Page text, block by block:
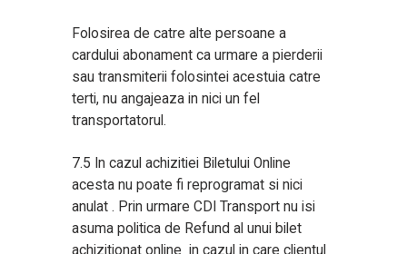
Folosirea de catre alte persoane a
cardului abonament ca urmare a pierderii
sau transmiterii folosintei acestuia catre
terti, nu angajeaza in nici un fel
transportatorul.
7.5 In cazul achizitiei Biletului Online
acesta nu poate fi reprogramat si nici
anulat . Prin urmare CDI Transport nu isi
asuma politica de Refund al unui bilet